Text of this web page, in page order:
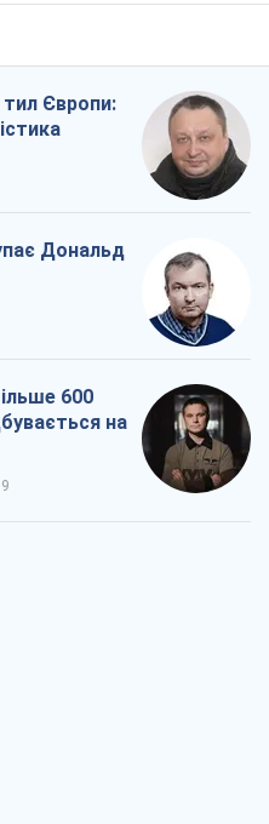
тил Європи:
Дональд
600
на